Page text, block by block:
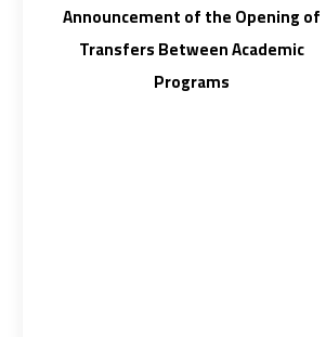
Announcement of the Opening of
Transfers Between Academic
Programs